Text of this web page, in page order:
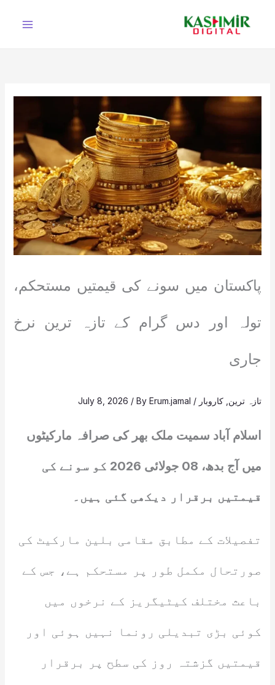
پاکستان میں سونے کی قیمتیں مستحکم،
تولہ اور دس گرام کے تازہ ترین نرخ
جاری
تازہ ترین کاروبار /
July 8, 2026 / ByErum.jamal
اسلام آباد سمیت ملک بھر کی صرافہ مارکیٹوں
میں آج بدھ، 08 جولائی 2026 کو سونے کی
قیمتیں برقرار دیکھی گئی ہیں۔
تفصیلات کے مطابق مقامی بلین مارکیٹ کی
صورتحال مکمل طور پر مستحکم ہے، جس کے
باعث مختلف کیٹیگریز کے نرخوں میں
کوئی بڑی تبدیلی رونما نہیں ہوئی اور
قیمتیں گزشتہ روز کی سطح پر برقرار